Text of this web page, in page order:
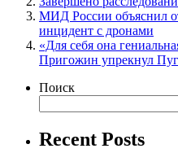
МИД России объяснил
инцидент с дронами
«Для себя она
Пригожин упрекнул
Поиск
Recent Posts